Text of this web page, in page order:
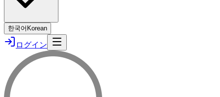
한국어 Korean
ログイン